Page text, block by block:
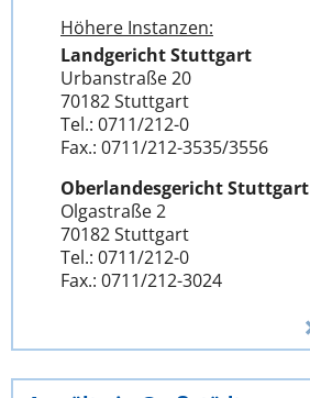
Höhere Instanzen:
Landgericht Stuttgart
Urbanstraße 20
70182 Stuttgart
Tel.: 0711/212-0
Fax.: 0711/212-3535/3556
Oberlandesgericht Stuttgart
Olgastraße 2
70182 Stuttgart
Tel.: 0711/212-0
Fax.: 0711/212-3024